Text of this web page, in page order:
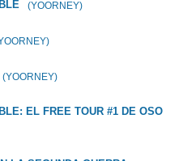
(YOORNEY)
(YOORNEY)
EL FREE TOUR #1 DE OSO